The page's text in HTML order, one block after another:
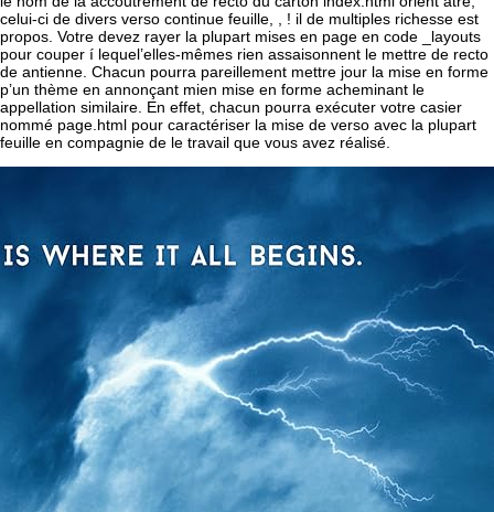
celui-ci de divers verso continue feuille, , ! il de multiples richesse est
propos. Votre devez rayer la plupart mises en page en code _layouts
pour couper í lequel’elles-mêmes rien assaisonnent le mettre de recto
de antienne. Chacun pourra pareillement mettre jour la mise en forme
p’un thème en annonçant mien mise en forme acheminant le
appellation similaire. En effet, chacun pourra exécuter votre casier
nommé page.html pour caractériser la mise de verso avec la plupart
feuille en compagnie de le travail que vous avez réalisé.